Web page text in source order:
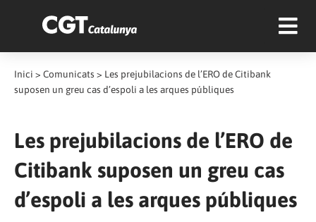
Inici > Comunicats > Les prejubilacions de l’ERO de Citibank
suposen un greu cas d’espoli a les arques públiques
Les prejubilacions de l’ERO de
Citibank suposen un greu cas
d’espoli a les arques públiques